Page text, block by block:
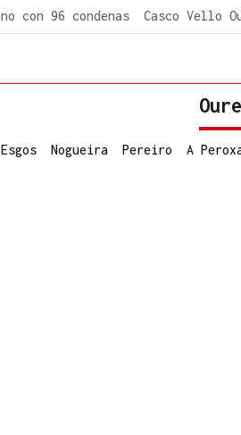
con 96 condenas Casco Vello
Esgos Nogueira Pereiro A